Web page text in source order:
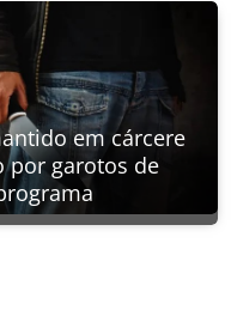
em cárcere
por garotos de